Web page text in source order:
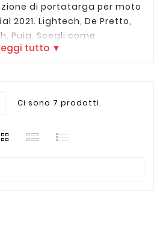
di portatarga per moto
2021. Lightech, De Pretto,
Puig. Scegli come
moto scegliendo il
tutto ▼
Ci sono 7 prodotti.